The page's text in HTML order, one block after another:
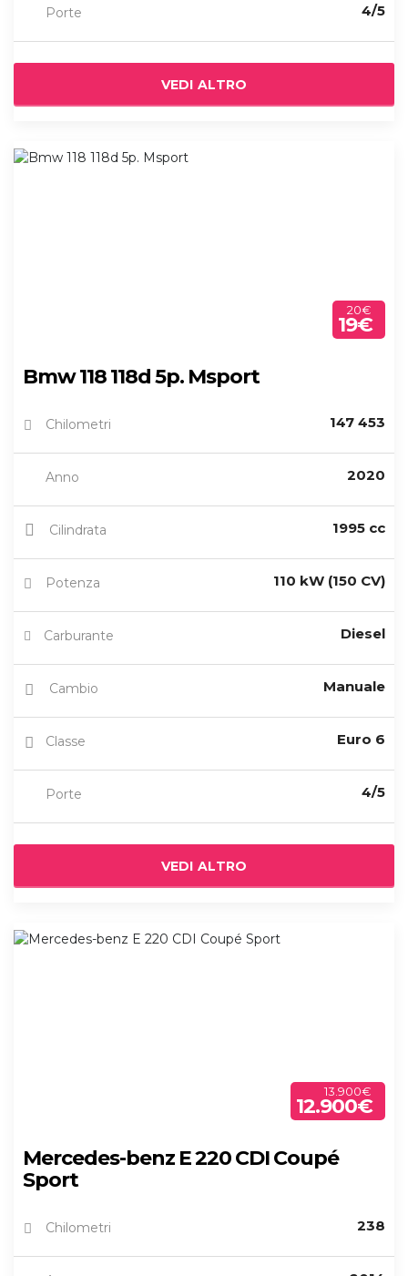
Porte 4/5
VEDI ALTRO
20€
19€
Bmw 118 118d 5p. Msport
Chilometri 147 453
Anno 2020
Cilindrata 1995 cc
Potenza 110 kW (150 CV)
Carburante Diesel
Cambio Manuale
Classe Euro 6
Porte 4/5
VEDI ALTRO
13.900€
12.900€
Mercedes-benz E 220 CDI Coupé
Sport
Chilometri 238